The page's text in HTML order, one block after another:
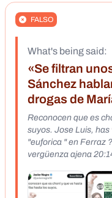
FALSO
What's being said:
«Se filtran
Sánchez
drogas de
Reconocen que es
suyos. Jose Luis,
"euforica " en Ferraz
vergüenza ajena
20:18 Podrías
las manos y se nos